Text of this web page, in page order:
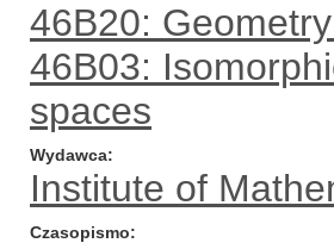
46B20:
46B03:
spaces
Wydawca
Institute of
Czasopismo